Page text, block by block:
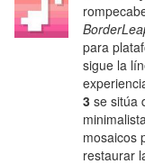
para
sigue la
3 se sitúa
mosaicos
restaurar